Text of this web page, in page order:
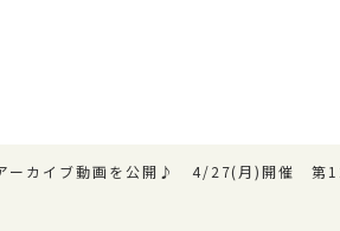
ーカイブ動画を公開♪ 4/27(月)開催 第